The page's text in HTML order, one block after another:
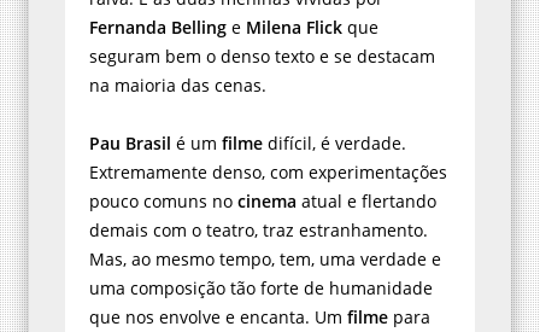
Fernanda Belling e Milena Flick que
seguram bem o denso texto e se destacam
na maioria das cenas.
Pau Brasil é um filme difícil, é verdade.
Extremamente denso, com experimentações
pouco comuns no cinema atual e flertando
demais com o teatro, traz estranhamento.
Mas, ao mesmo tempo, tem, uma verdade e
uma composição tão forte de humanidade
que nos envolve e encanta. Um filme para